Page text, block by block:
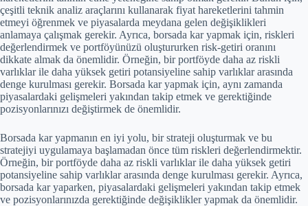
çeşitli teknik analiz araçlarını kullanarak fiyat hareketlerini tahmin
etmeyi öğrenmek ve piyasalarda meydana gelen değişiklikleri
anlamaya çalışmak gerekir. Ayrıca, borsada kar yapmak için, riskleri
değerlendirmek ve portföyünüzü oluştururken risk-getiri oranını
dikkate almak da önemlidir. Örneğin, bir portföyde daha az riskli
varlıklar ile daha yüksek getiri potansiyeline sahip varlıklar arasında
denge kurulması gerekir. Borsada kar yapmak için, aynı zamanda
piyasalardaki gelişmeleri yakından takip etmek ve gerektiğinde
pozisyonlarınızı değiştirmek de önemlidir.
Borsada kar yapmanın en iyi yolu, bir strateji oluşturmak ve bu
stratejiyi uygulamaya başlamadan önce tüm riskleri değerlendirmektir.
Örneğin, bir portföyde daha az riskli varlıklar ile daha yüksek getiri
potansiyeline sahip varlıklar arasında denge kurulması gerekir. Ayrıca,
borsada kar yaparken, piyasalardaki gelişmeleri yakından takip etmek
ve pozisyonlarınızda gerektiğinde değişiklikler yapmak da önemlidir.